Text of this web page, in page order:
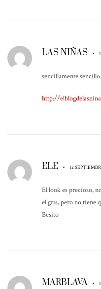
LAS NIÑAS •
sencillamente
http://
ELE • 12
El look es precioso,
el gris, pero no tiene
Besito
MARBLAVA •